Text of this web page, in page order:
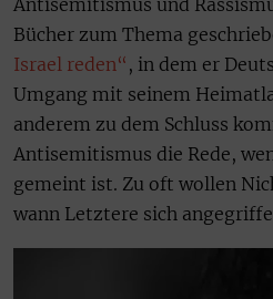
Bücher zum Thema
Israel reden“ , in dem er
Umgang mit seinem
anderem zu dem Schluss
Antisemitismus die Rede,
gemeint ist. Zu oft wollen
wann Letztere sich